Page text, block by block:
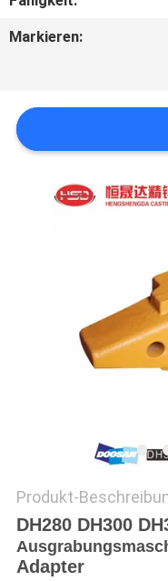
IN
VERBINDUNG
SIE
EIN
ZITAT
POLICY
Markieren:
Produkt-
DH280 DH300
Adapter